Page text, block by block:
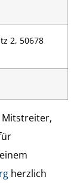
2, 50678
Mitstreiter,
herzlich